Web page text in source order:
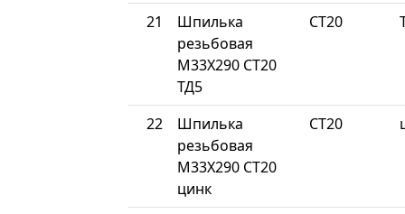
21
Шпилька
резьбовая
М33Х290 СТ20
ТД5
СТ20
22
Шпилька
резьбовая
М33Х290 СТ20
цинк
СТ20